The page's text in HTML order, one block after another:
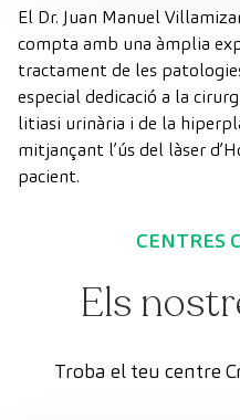
El Dr. Juan Manuel
compta amb una àmplia
tractament de les
especial dedicació a la
litiasi urinària i de la
mitjançant l’ús del làser
pacient.
CENTRES
Els
Troba el teu centre